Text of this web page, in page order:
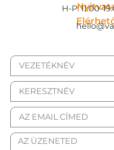
H-P: 11:00-